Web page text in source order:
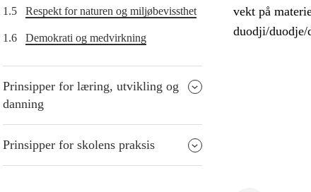
1.5 Respekt for naturen og miljøbevissthet
1.6 Demokrati og medvirkning
Prinsipper for læring, utvikling og
danning
Prinsipper for skolens praksis
vekt på
duodji/duodje/